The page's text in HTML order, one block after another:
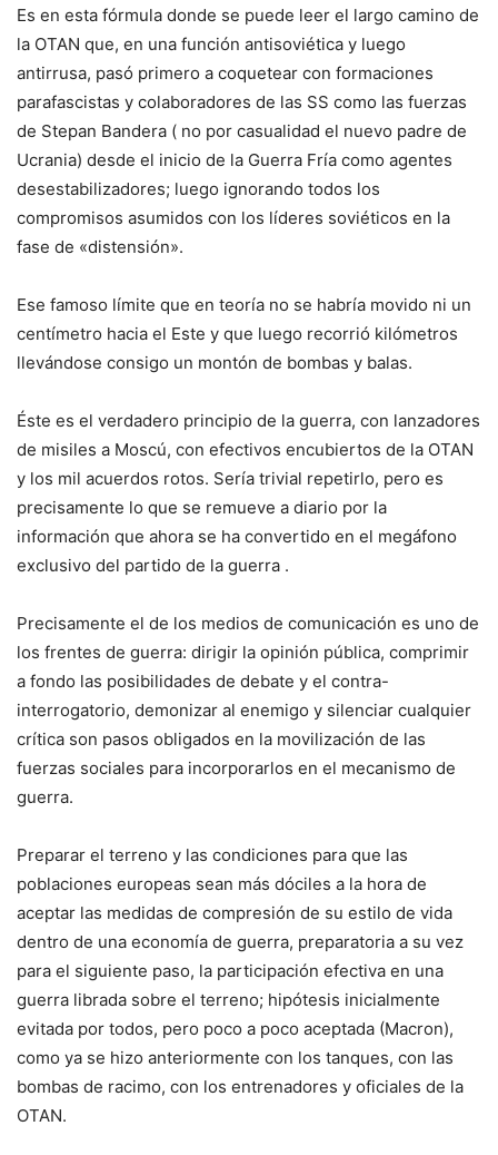
Es en esta fórmula donde se puede leer el largo camino de
la OTAN que, en una función antisoviética y luego
antirrusa, pasó primero a coquetear con formaciones
parafascistas y colaboradores de las SS como las fuerzas
de Stepan Bandera ( no por casualidad el nuevo padre de
Ucrania) desde el inicio de la Guerra Fría como agentes
desestabilizadores; luego ignorando todos los
compromisos asumidos con los líderes soviéticos en la
fase de «distensión».
Ese famoso límite que en teoría no se habría movido ni un
centímetro hacia el Este y que luego recorrió kilómetros
llevándose consigo un montón de bombas y balas.
Éste es el verdadero principio de la guerra, con lanzadores
de misiles a Moscú, con efectivos encubiertos de la OTAN
y los mil acuerdos rotos. Sería trivial repetirlo, pero es
precisamente lo que se remueve a diario por la
información que ahora se ha convertido en el megáfono
exclusivo del partido de la guerra .
Precisamente el de los medios de comunicación es uno de
los frentes de guerra: dirigir la opinión pública, comprimir
a fondo las posibilidades de debate y el contra-
interrogatorio, demonizar al enemigo y silenciar cualquier
crítica son pasos obligados en la movilización de las
fuerzas sociales para incorporarlos en el mecanismo de
guerra.
Preparar el terreno y las condiciones para que las
poblaciones europeas sean más dóciles a la hora de
aceptar las medidas de compresión de su estilo de vida
dentro de una economía de guerra, preparatoria a su vez
para el siguiente paso, la participación efectiva en una
guerra librada sobre el terreno; hipótesis inicialmente
evitada por todos, pero poco a poco aceptada (Macron),
como ya se hizo anteriormente con los tanques, con las
bombas de racimo, con los entrenadores y oficiales de la
OTAN.